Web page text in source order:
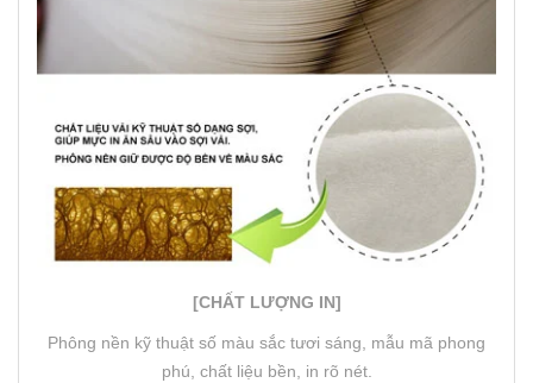
[CHẤT LƯỢNG IN]
Phông nền kỹ thuật số màu sắc tươi sáng, mẫu mã phong
phú, chất liệu bền, in rõ nét.